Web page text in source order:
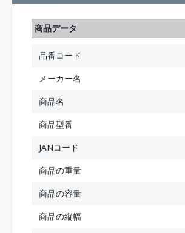
商品データ
品番コード
メーカー名
商品名
商品型番
JANコード
商品の重量
商品の容量
商品の縦幅